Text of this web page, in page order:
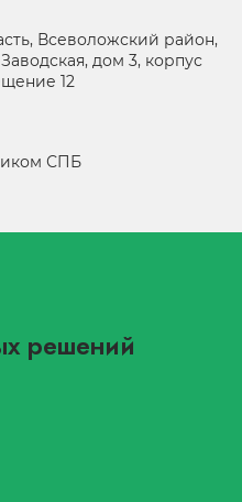
Всеволожский район,
дом 3, корпус
12
СПБ
решений